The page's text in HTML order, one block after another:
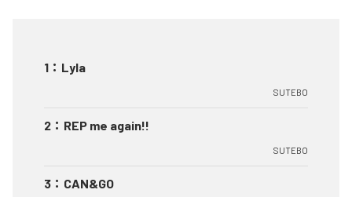
1 ： Lyla
SUTEBO
2 ： REP me again!!
SUTEBO
3 ： CAN&GO